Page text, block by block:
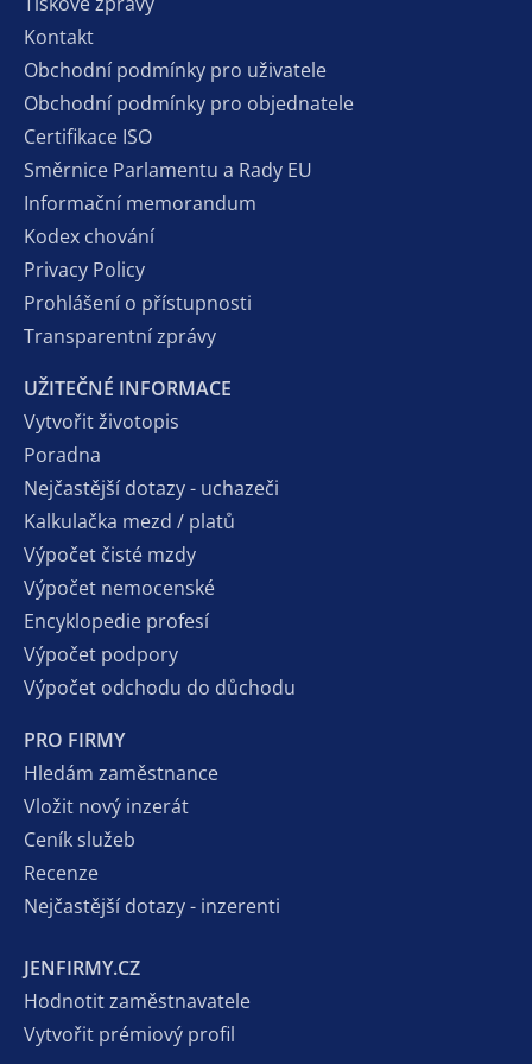
Kontakt
Obchodní podmínky pro uživatele
Obchodní podmínky pro objednatele
Certifikace ISO
Směrnice Parlamentu a Rady EU
Informační memorandum
Kodex chování
Privacy Policy
Prohlášení o přístupnosti
Transparentní zprávy
UŽITEČNÉ INFORMACE
Vytvořit životopis
Poradna
Nejčastější dotazy - uchazeči
Kalkulačka mezd / platů
Výpočet čisté mzdy
Výpočet nemocenské
Encyklopedie profesí
Výpočet podpory
Výpočet odchodu do důchodu
PRO FIRMY
Hledám zaměstnance
Vložit nový inzerát
Ceník služeb
Recenze
Nejčastější dotazy - inzerenti
JENFIRMY.CZ
Hodnotit zaměstnavatele
Vytvořit prémiový profil